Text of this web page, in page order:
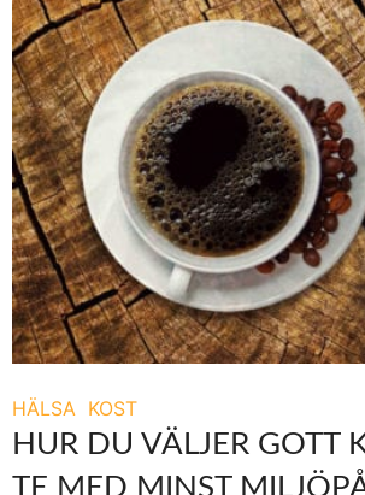
HÄLSA KOST
HUR DU VÄLJER GOTT
TE MED MINST